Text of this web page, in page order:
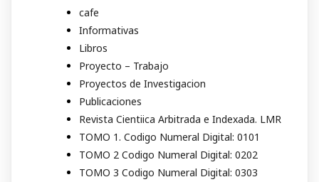
cafe
Informativas
Libros
Proyecto – Trabajo
Proyectos de Investigacion
Publicaciones
Revista Cientiica Arbitrada e Indexada. LMR
TOMO 1. Codigo Numeral Digital: 0101
TOMO 2 Codigo Numeral Digital: 0202
TOMO 3 Codigo Numeral Digital: 0303